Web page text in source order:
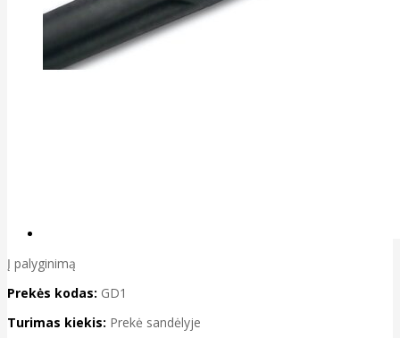
Į palyginimą
Prekės kodas: GD1
Turimas kiekis: Prekė sandėlyje